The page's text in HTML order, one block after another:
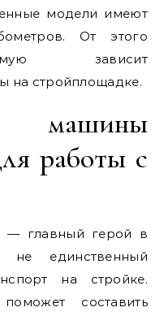
модели имеют
От этого
зависит
на стройплощадке.
машины
работы с
— главный герой в
не единственный
на стройке.
составить